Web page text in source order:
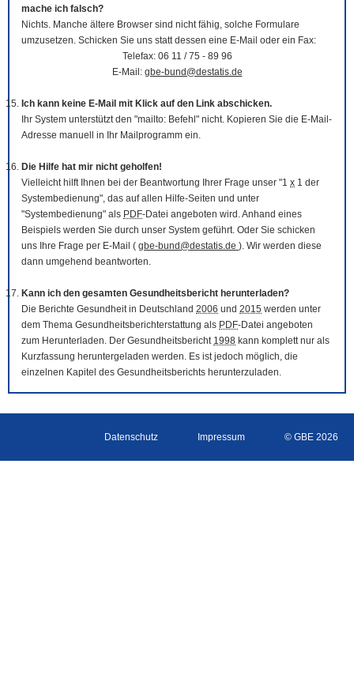
mache ich falsch?
Nichts. Manche ältere Browser sind nicht fähig, solche Formulare
umzusetzen. Schicken Sie uns statt dessen eine E-Mail oder ein Fax:
Telefax: 06 11 / 75 - 89 96
E-Mail: gbe-bund@destatis.de
Ich kann keine E-Mail mit Klick auf den Link abschicken.
Ihr System unterstützt den "mailto: Befehl" nicht. Kopieren Sie die E-Mail-
Adresse manuell in Ihr Mailprogramm ein.
Die Hilfe hat mir nicht geholfen!
Vielleicht hilft Ihnen bei der Beantwortung Ihrer Frage unser "1 x 1 der
Systembedienung", das auf allen Hilfe-Seiten und unter
"Systembedienung" als PDF-Datei angeboten wird. Anhand eines
Beispiels werden Sie durch unser System geführt. Oder Sie schicken
uns Ihre Frage per E-Mail ( gbe-bund@destatis.de ). Wir werden diese
dann umgehend beantworten.
Kann ich den gesamten Gesundheitsbericht herunterladen?
Die Berichte Gesundheit in Deutschland 2006 und 2015 werden unter
dem Thema Gesundheitsberichterstattung als PDF-Datei angeboten
zum Herunterladen. Der Gesundheitsbericht 1998 kann komplett nur als
Kurzfassung heruntergeladen werden. Es ist jedoch möglich, die
einzelnen Kapitel des Gesundheitsberichts herunterzuladen.
Datenschutz Impressum © GBE 2026